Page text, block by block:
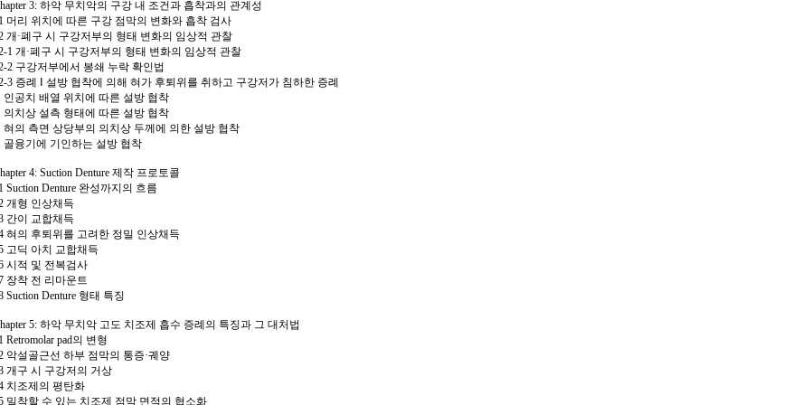
3: 하악 무치악의 구강 내 조건과 흡착과의 관계성
머리 위치에 따른 구강 점막의 변화와 흡착 검사
개·폐구 시 구강저부의 형태 변화의 임상적 관찰
1 개·폐구 시 구강저부의 형태 변화의 임상적 관찰
2 구강저부에서 봉쇄 누락 확인법
3 증례 Ⅰ 설방 협착에 의해 혀가 후퇴위를 취하고 구강저가 침하한 증례
인공치 배열 위치에 따른 설방 협착
의치상 설측 형태에 따른 설방 협착
혀의 측면 상당부의 의치상 두께에 의한 설방 협착
골융기에 기인하는 설방 협착
4: Suction Denture 제작 프로토콜
Suction Denture 완성까지의 흐름
개형 인상채득
간이 교합채득
혀의 후퇴위를 고려한 정밀 인상채득
고딕 아치 교합채득
시적 및 전복검사
장착 전 리마운트
Suction Denture 형태 특징
5: 하악 무치악 고도 치조제 흡수 증례의 특징과 그 대처법
Retromolar pad의 변형
악설골근선 하부 점막의 통증·궤양
개구 시 구강저의 거상
치조제의 평탄화
밀착할 수 있는 치조제 점막 면적의 협소화